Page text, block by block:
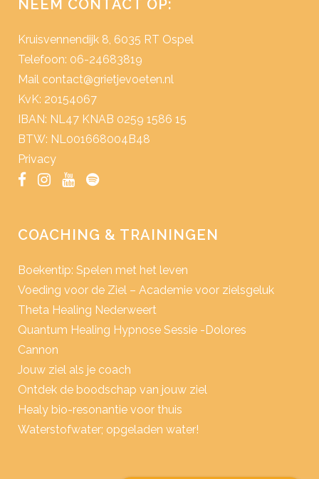
NEEM CONTACT OP:
Kruisvennendijk 8, 6035 RT Ospel
Telefoon: 06-24683819
Mail contact@grietjevoeten.nl
KvK: 20154067
IBAN: NL47 KNAB 0259 1586 15
BTW: NL001668004B48
Privacy
COACHING & TRAININGEN
Boekentip: Spelen met het leven
Voeding voor de Ziel – Academie voor zielsgeluk
Theta Healing Nederweert
Quantum Healing Hypnose Sessie -Dolores
Cannon
Jouw ziel als je coach
Ontdek de boodschap van jouw ziel
Healy bio-resonantie voor thuis
Waterstofwater; opgeladen water!